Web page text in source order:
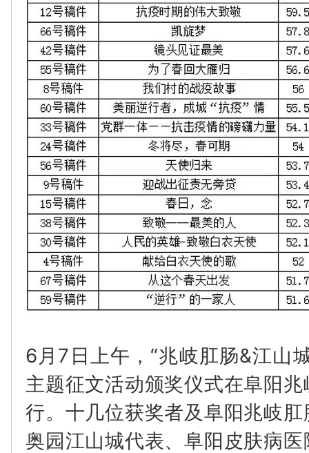
6月7日上午，“兆岐肛肠&江山
主题征文活动颁奖仪式在阜阳
行。十几位获奖者及阜阳兆岐
奥园江山城代表、阜阳皮肤病